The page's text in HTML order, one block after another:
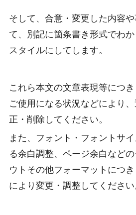
そして、合意・変更した内容
て、別記に箇条書き形式でわ
スタイルにしてします。
これら本文の文章表現等につ
ご使用になる状況などにより
正・削除してください。
また、フォント・フォントサ
る余白調整、ページ余白など
ウトその他フォーマットにつ
により変更・調整してください